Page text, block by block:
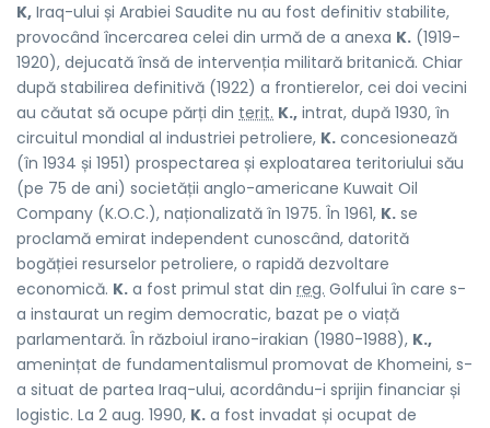
K, Iraq-ului și Arabiei Saudite nu au fost definitiv stabilite,
provocând încercarea celei din urmă de a anexa K. (1919-
1920), dejucată însă de intervenția militară britanică. Chiar
după stabilirea definitivă (1922) a frontierelor, cei doi vecini
au căutat să ocupe părți din terit. K., intrat, după 1930, în
circuitul mondial al industriei petroliere, K. concesionează
(în 1934 și 1951) prospectarea și exploatarea teritoriului său
(pe 75 de ani) societății anglo-americane Kuwait Oil
Company (K.O.C.), naționalizată în 1975. În 1961, K. se
proclamă emirat independent cunoscând, datorită
bogăției resurselor petroliere, o rapidă dezvoltare
economică. K. a fost primul stat din reg. Golfului în care s-
a instaurat un regim democratic, bazat pe o viață
parlamentară. În războiul irano-irakian (1980-1988), K.,
amenințat de fundamentalismul promovat de Khomeini, s-
a situat de partea Iraq-ului, acordându-i sprijin financiar și
logistic. La 2 aug. 1990, K. a fost invadat și ocupat de